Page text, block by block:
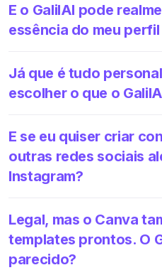
E o GalilAI pode
essência do meu
Já que é tudo
escolher o que o
E se eu quiser criar
outras redes sociais
Instagram?
Legal, mas o Canva
templates prontos. O
parecido?